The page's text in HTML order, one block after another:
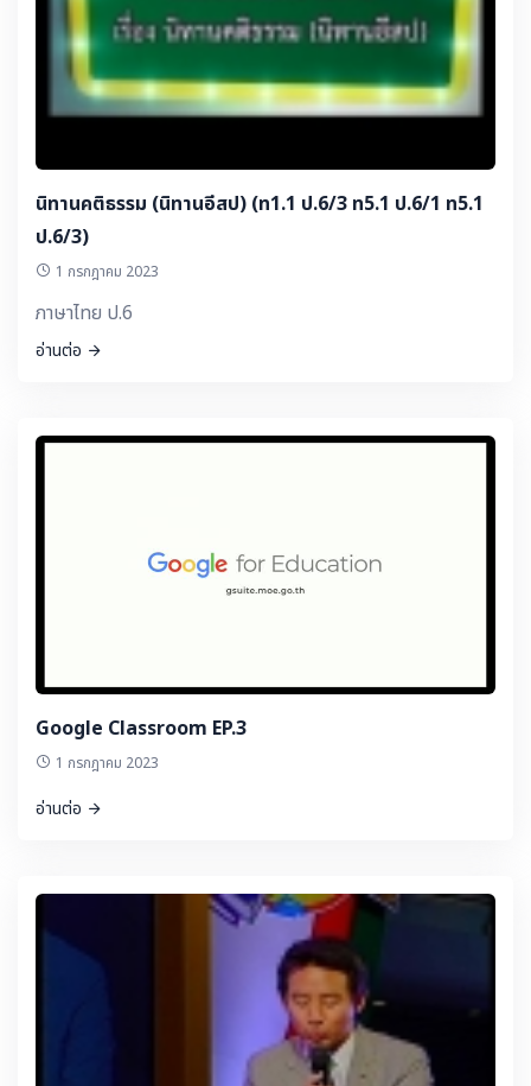
นิทานคติธรรม (นิทานอีสป) (ท1.1 ป.6/3 ท5.1 ป.6/1 ท5.1
ป.6/3)
1 กรกฎาคม 2023
ภาษาไทย ป.6
อ่านต่อ
Google Classroom EP.3
1 กรกฎาคม 2023
อ่านต่อ